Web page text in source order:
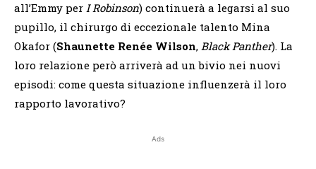
all’Emmy per I Robinson) continuerà a legarsi al suo
pupillo, il chirurgo di eccezionale talento Mina
Okafor (Shaunette Renée Wilson, Black Panther). La
loro relazione però arriverà ad un bivio nei nuovi
episodi: come questa situazione influenzerà il loro
rapporto lavorativo?
Ads